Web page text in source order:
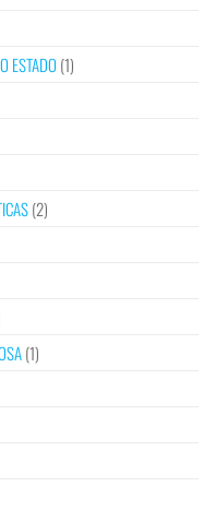
ESTADO (1)
(2)
(1)